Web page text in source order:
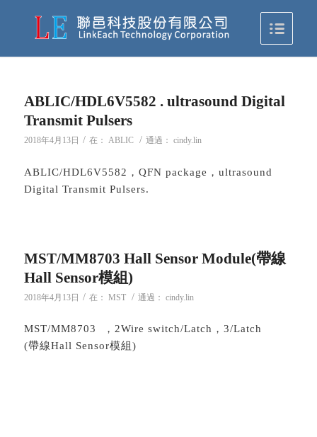
ABLIC/HDL6V5582 . ultrasound Digital
Transmit Pulsers
2018年4月13日 / 在： ABLIC / 通過： cindy.lin
ABLIC/HDL6V5582，QFN package，ultrasound
Digital Transmit Pulsers.
MST/MM8703 Hall Sensor Module(帶線
Hall Sensor模組)
2018年4月13日 / 在： MST / 通過： cindy.lin
MST/MM8703 ，2Wire switch/Latch，3/Latch
(帶線Hall Sensor模組)